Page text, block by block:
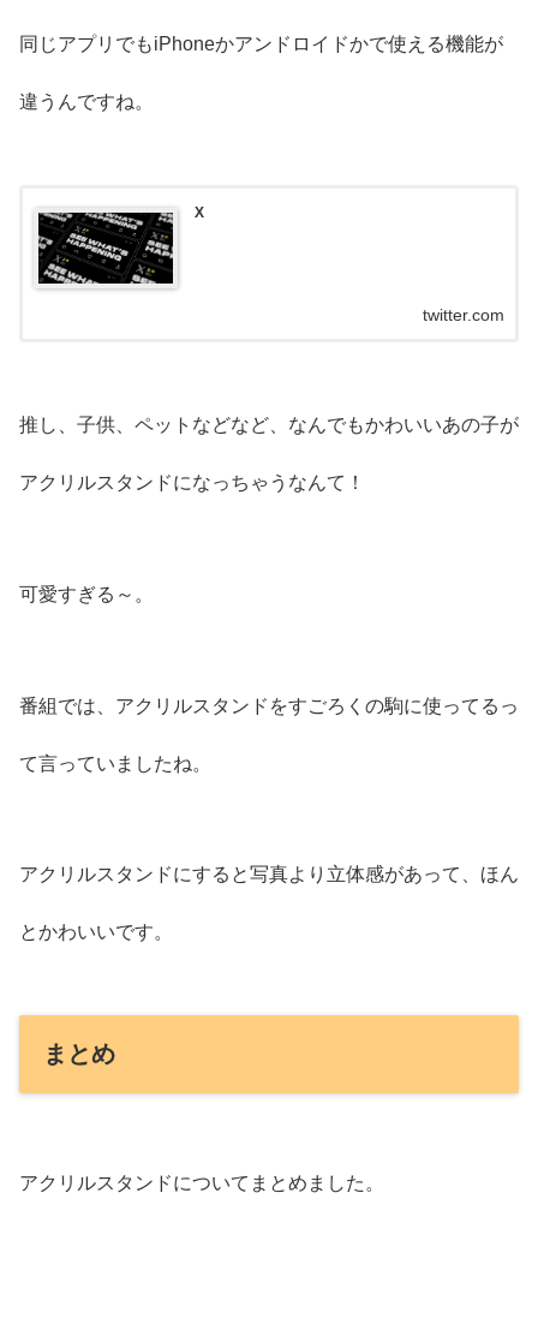
同じアプリでもiPhoneかアンドロイドかで使える機能が
違うんですね。
X
twitter.com
推し、子供、ペットなどなど、なんでもかわいいあの子が
アクリルスタンドになっちゃうなんて！
可愛すぎる～。
番組では、アクリルスタンドをすごろくの駒に使ってるっ
て言っていましたね。
アクリルスタンドにすると写真より立体感があって、ほん
とかわいいです。
まとめ
アクリルスタンドについてまとめました。